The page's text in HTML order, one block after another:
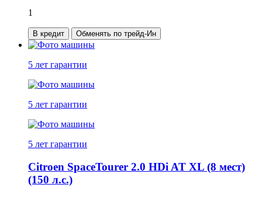
1
В кредит Обменять по трейд-Ин
5 лет гарантии
5 лет гарантии
5 лет гарантии
Citroen SpaceTourer 2.0 HDi AT XL (8 мест)
(150 л.с.)